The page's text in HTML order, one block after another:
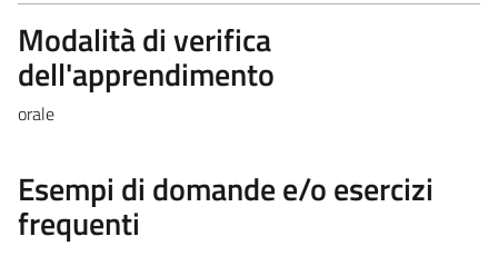
Modalità di verifica
dell'apprendimento
orale
Esempi di domande e/o esercizi
frequenti